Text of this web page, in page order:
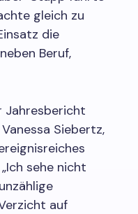
gleich zu
die
Beruf,
Siebertz,
sehe nicht
auf